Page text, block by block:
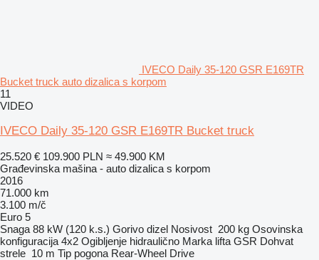
IVECO Daily 35-120 GSR E169TR
Bucket truck auto dizalica s korpom
11
VIDEO
IVECO Daily 35-120 GSR E169TR Bucket truck
25.520 € 109.900 PLN ≈ 49.900 KM
Građevinska mašina - auto dizalica s korpom
2016
71.000 km
3.100 m/č
Euro 5
Snaga 88 kW (120 k.s.) Gorivo dizel Nosivost 200 kg Osovinska
konfiguracija 4x2 Ogibljenje hidraulično Marka lifta GSR Dohvat
strele 10 m Tip pogona Rear-Wheel Drive